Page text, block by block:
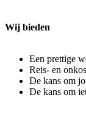
Wij bieden
Een prettige
Reis- en
De kans om
De kans om